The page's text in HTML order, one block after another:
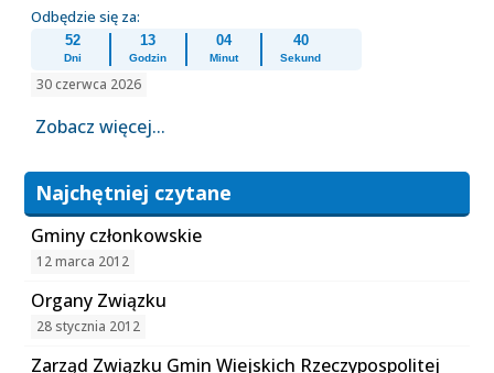
Odbędzie się za:
52
Dni
13
Godzin
04
Minut
40
Sekund
30 czerwca 2026
Zobacz więcej...
Najchętniej czytane
Gminy członkowskie
12 marca 2012
Organy Związku
28 stycznia 2012
Zarząd Związku Gmin Wiejskich Rzeczypospolitej